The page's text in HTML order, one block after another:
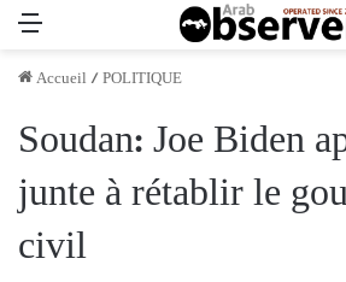
Accueil /POLITIQUE
Soudan: Joe Biden
junte à rétablir le
civil